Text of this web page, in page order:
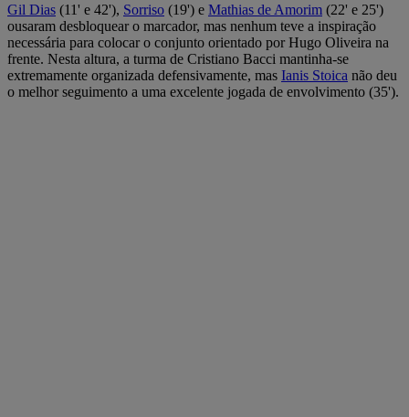
Gil Dias (11' e 42'), Sorriso (19') e Mathias de Amorim (22' e 25')
ousaram desbloquear o marcador, mas nenhum teve a inspiração
necessária para colocar o conjunto orientado por Hugo Oliveira na
frente. Nesta altura, a turma de Cristiano Bacci mantinha-se
extremamente organizada defensivamente, mas Ianis Stoica não deu
o melhor seguimento a uma excelente jogada de envolvimento (35').